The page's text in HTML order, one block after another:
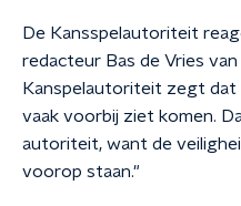
De Kansspelautoriteit
redacteur Bas de Vries van
Kanspelautoriteit zegt
vaak voorbij ziet komen.
autoriteit, want de
voorop staan."